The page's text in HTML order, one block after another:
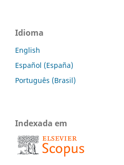
Idioma
English
Español (España)
Português (Brasil)
Indexada em